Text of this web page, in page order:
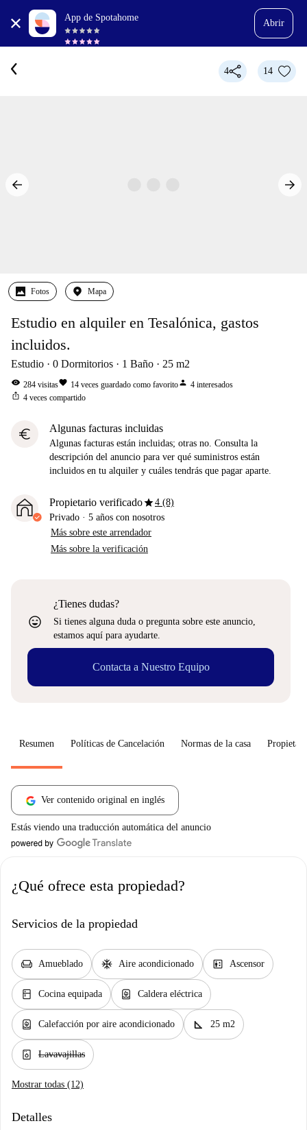
App de Spotahome
Abrir
4 14
Fotos Mapa
Estudio en alquiler en Tesalónica, gastos
incluidos.
Estudio 0 Dormitorios 1 Baño 25 m2
visibility 284 visitasfavorite 14 veces guardado como favoritoperson 4 interesados
ios_share 4 veces compartido
euro Algunas facturas incluidas
Algunas facturas están incluidas; otras no. Consulta la
descripción del anuncio para ver qué suministros están
incluidos en tu alquiler y cuáles tendrás que pagar aparte.
Propietario verificadostar4 (8)
Privado · 5 años con nosotros
Más sobre este arrendador
Más sobre la verificación
sentiment_very_satisfied
¿Tienes dudas?
Si tienes alguna duda o pregunta sobre este anuncio,
estamos aquí para ayudarte.
Contacta a Nuestro Equipo
Resumen Políticas de Cancelación Normas de la casa
Ver contenido original en inglés
Estás viendo una traducción automática del anuncio
¿Qué ofrece esta propiedad?
Servicios de la propiedad
chair Amueblado ac_unit Aire acondicionado elevator Ascensor
kitchen Cocina equipada water_heater Caldera eléctrica
water_heater Calefacción por aire acondicionado square_foot 25 m2
dishwasher_gen Lavavajillas
Mostrar todas (12)
Detalles